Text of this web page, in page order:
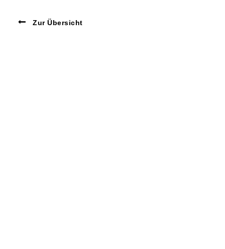
Zur Übersicht